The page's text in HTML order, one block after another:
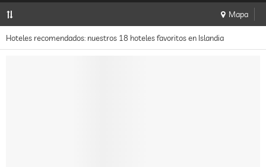
Mapa
Hoteles recomendados: nuestros 18 hoteles favoritos en Islandia